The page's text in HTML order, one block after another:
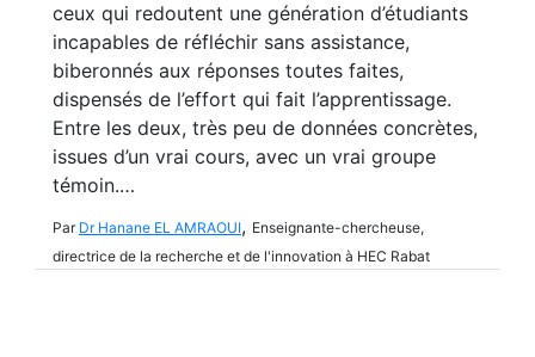
ceux qui redoutent une génération d’étudiants
incapables de réfléchir sans assistance,
biberonnés aux réponses toutes faites,
dispensés de l’effort qui fait l’apprentissage.
Entre les deux, très peu de données concrètes,
issues d’un vrai cours, avec un vrai groupe
témoin.…
Par Dr Hanane EL AMRAOUI, Enseignante-chercheuse,
directrice de la recherche et de l'innovation à HEC Rabat